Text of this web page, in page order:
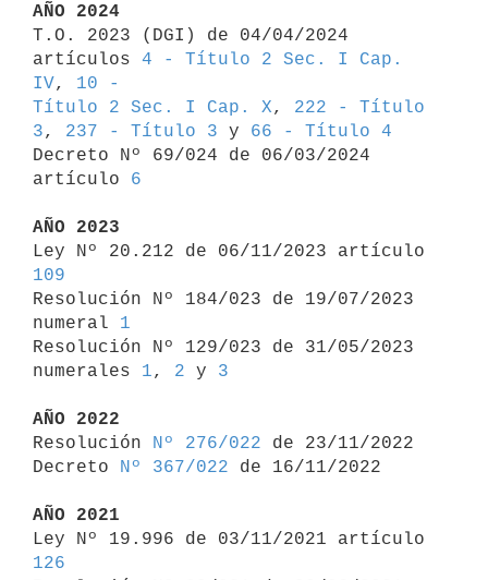
AÑO 2024
T.O. 2023 (DGI) de 04/04/2024
artículos 4 - Título 2 Sec. I Cap.
IV, 10 -
Título 2 Sec. I Cap. X, 222 - Título
3, 237 - Título 3 y 66 - Título 4
Decreto Nº 69/024 de 06/03/2024
artículo 6
AÑO 2023
109
Resolución Nº 184/023 de 19/07/2023
numeral 1
Resolución Nº 129/023 de 31/05/2023
numerales 1, 2 y 3
AÑO 2022
Resolución
Nº 276/022 de 23/11/2022
Decreto
Nº 367/022 de 16/11/2022
AÑO 2021
126